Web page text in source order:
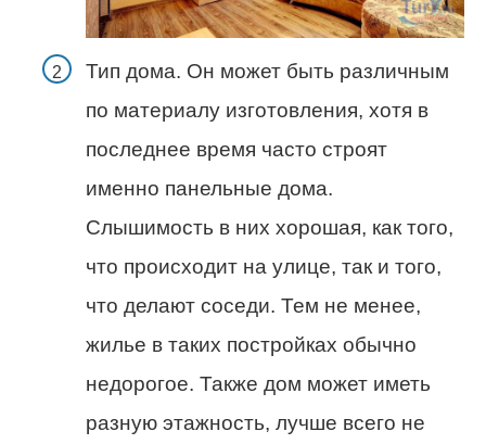
Тип дома. Он может быть различным
по материалу изготовления, хотя в
последнее время часто строят
именно панельные дома.
Слышимость в них хорошая, как того,
что происходит на улице, так и того,
что делают соседи. Тем не менее,
жилье в таких постройках обычно
недорогое. Также дом может иметь
разную этажность, лучше всего не